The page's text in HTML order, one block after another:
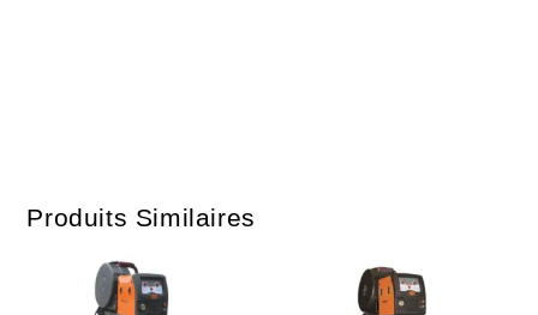
Produits Similaires